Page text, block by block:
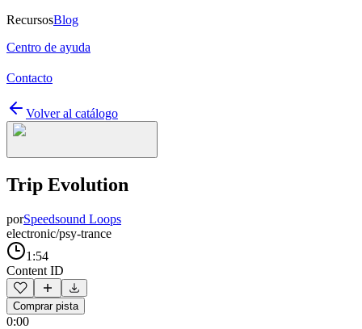
RecursosBlog
Centro de ayuda
Contacto
Volver al catálogo
Trip Evolution
porSpeedsound Loops
electronic/psy-trance
1:54
Content ID
Comprar pista
0:00